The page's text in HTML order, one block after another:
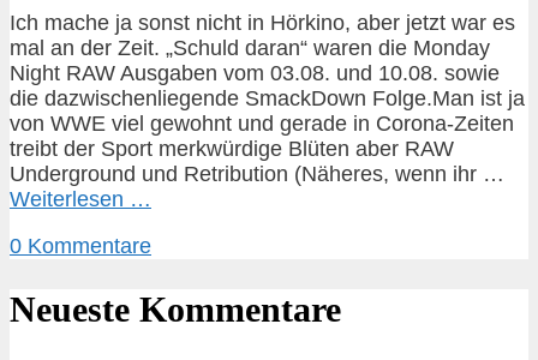
Ich mache ja sonst nicht in Hörkino, aber jetzt war es
mal an der Zeit. „Schuld daran“ waren die Monday
Night RAW Ausgaben vom 03.08. und 10.08. sowie
die dazwischenliegende SmackDown Folge.Man ist ja
von WWE viel gewohnt und gerade in Corona-Zeiten
treibt der Sport merkwürdige Blüten aber RAW
Underground und Retribution (Näheres, wenn ihr …
Weiterlesen …
0 Kommentare
Neueste Kommentare